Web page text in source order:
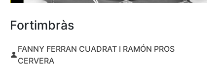
Fortimbràs
FANNY FERRAN CUADRAT I RAMÓN PROS
CERVERA